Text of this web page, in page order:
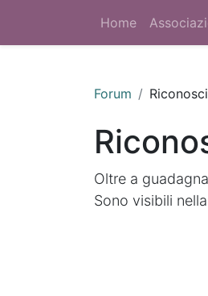
Home
Forum
Oltre a
Sono visibili